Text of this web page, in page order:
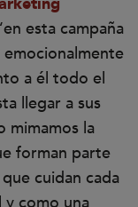
esta campaña
a él todo el
llegar a sus
mimamos la
forman parte
cuidan cada